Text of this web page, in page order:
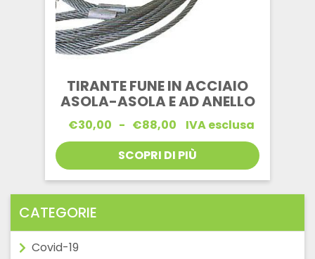
TIRANTE FUNE IN ACCIAIO
ASOLA-ASOLA E AD ANELLO
€30,00 - €88,00
Fascia
di
prezzo:
da
€30,00
a
€88,00
IVA esclusa
SCOPRI DI PIÙ
CATEGORIE
Covid-19